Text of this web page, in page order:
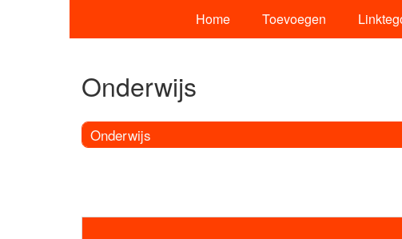
Home Toevoegen
Onderwijs
Onderwijs